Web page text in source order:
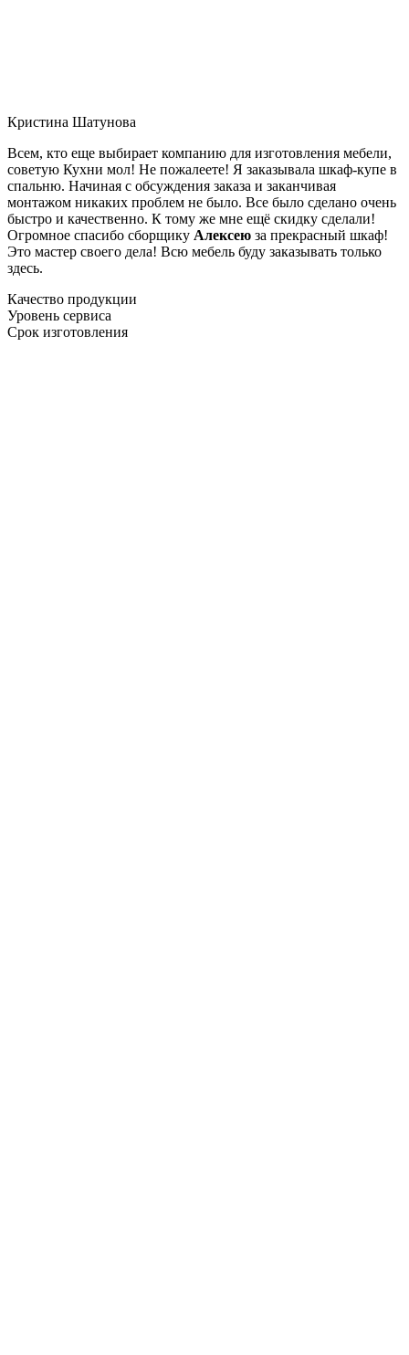
Кристина Шатунова
Всем, кто еще выбирает компанию для изготовления мебели,
советую Кухни мол! Не пожалеете! Я заказывала шкаф-купе в
спальню. Начиная с обсуждения заказа и заканчивая
монтажом никаких проблем не было. Все было сделано очень
быстро и качественно. К тому же мне ещё скидку сделали!
Огромное спасибо сборщику Алексею за прекрасный шкаф!
Это мастер своего дела! Всю мебель буду заказывать только
здесь.
Качество продукции
Уровень сервиса
Срок изготовления